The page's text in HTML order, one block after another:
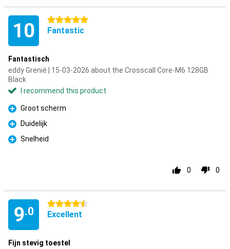
10 5 stars
Fantastic
Fantastisch
eddy Grenié | 15-03-2026 about the Crosscall Core-M6 128GB
Black
I recommend this product
Pro
Groot scherm
Pro
Duidelijk
Pro
Snelheid
0 0
9.0
4.5 stars
Excellent
Fijn stevig toestel